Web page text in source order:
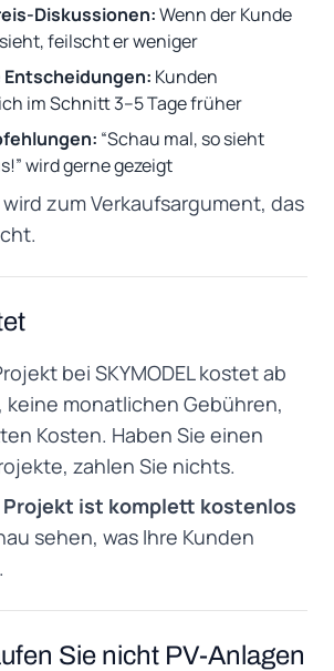
Diskussionen:Wenn der Kunde
feilscht er weniger
Kunden
im Schnitt 3–5 Tage früher
“Schau mal, so sieht
wird gerne gezeigt
zum Verkaufsargument, das
bei SKYMODEL kostet ab
keine monatlichen Gebühren,
Kosten. Haben Sie einen
zahlen Sie nichts.
ist komplett kostenlos
sehen, was Ihre Kunden
Sie nicht PV-Anlagen